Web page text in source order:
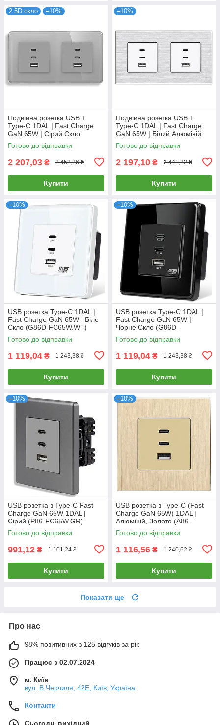
2.5D скло –10%
Подвійна розетка USB +
Type-C 1DAL | Fast Charge
GaN 65W | Сірий Скло
(G157D-FC65WX2.GR)
Готово до відправки
2 207,03 ₴ 2 452,26 ₴
Купити
–10%
Подвійна розетка USB +
Type-C 1DAL | Fast Charge
GaN 65W | Білий Алюміній
(A157-FC65WX2.WT)
Готово до відправки
2 197,10 ₴ 2 441,22 ₴
Купити
–10%
USB розетка Type-C 1DAL |
Fast Charge GaN 65W | Біле
Скло (G86D-FC65W.WT)
Готово до відправки
1 119,04 ₴ 1 243,38 ₴
Купити
–10%
USB розетка Type-C 1DAL |
Fast Charge GaN 65W |
Чорне Скло (G86D-
FC65W.WT)
Готово до відправки
1 119,04 ₴ 1 243,38 ₴
Купити
–10%
USB розетка з Type-C Fast
Charge GaN 65W 1DAL |
Сірий (P86-FC65W.GR)
Готово до відправки
991,12 ₴ 1 101,24 ₴
Купити
–10%
USB розетка з Type-C (Fast
Charge GaN 65W) 1DAL |
Алюміній, Золото (A86-
FC65W.GD)
Готово до відправки
1 116,56 ₴ 1 240,62 ₴
Купити
Показати ще
Про нас
98% позитивних з 125 відгуків за рік
Працює з 02.07.2024
м. Київ
вул. В.Черчиля, 42Е, Київ, Україна
Контакти
Сьогодні вихідний